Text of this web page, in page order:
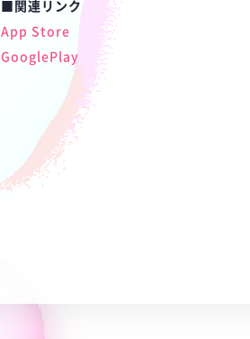
■関連リンク
App Store
GooglePlay